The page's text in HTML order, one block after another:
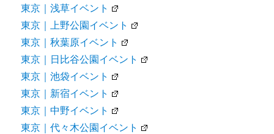
東京｜浅草イベント
東京｜上野公園イベント
東京｜秋葉原イベント
東京｜日比谷公園イベント
東京｜池袋イベント
東京｜新宿イベント
東京｜中野イベント
東京｜代々木公園イベント